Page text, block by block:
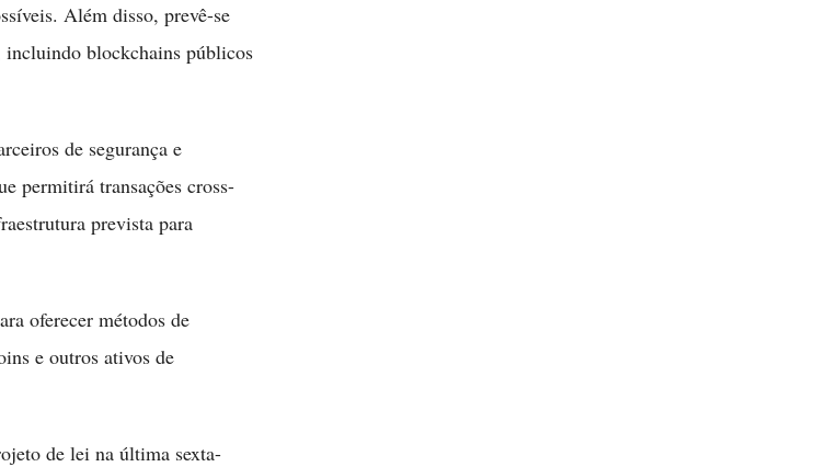
Além disso, prevê-se
incluindo blockchains públicos
de segurança e
permitirá transações cross-
prevista para
oferecer métodos de
e outros ativos de
de lei na última sexta-